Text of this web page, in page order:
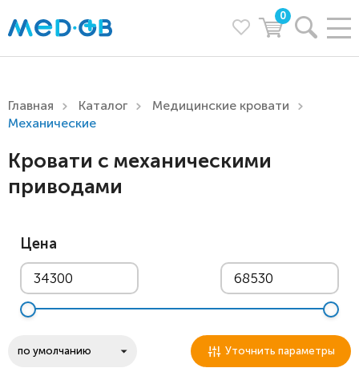
0
Главная Каталог
Медицинские кровати
Механические
Кровати с механическими
приводами
Цена
Уточнить параметры